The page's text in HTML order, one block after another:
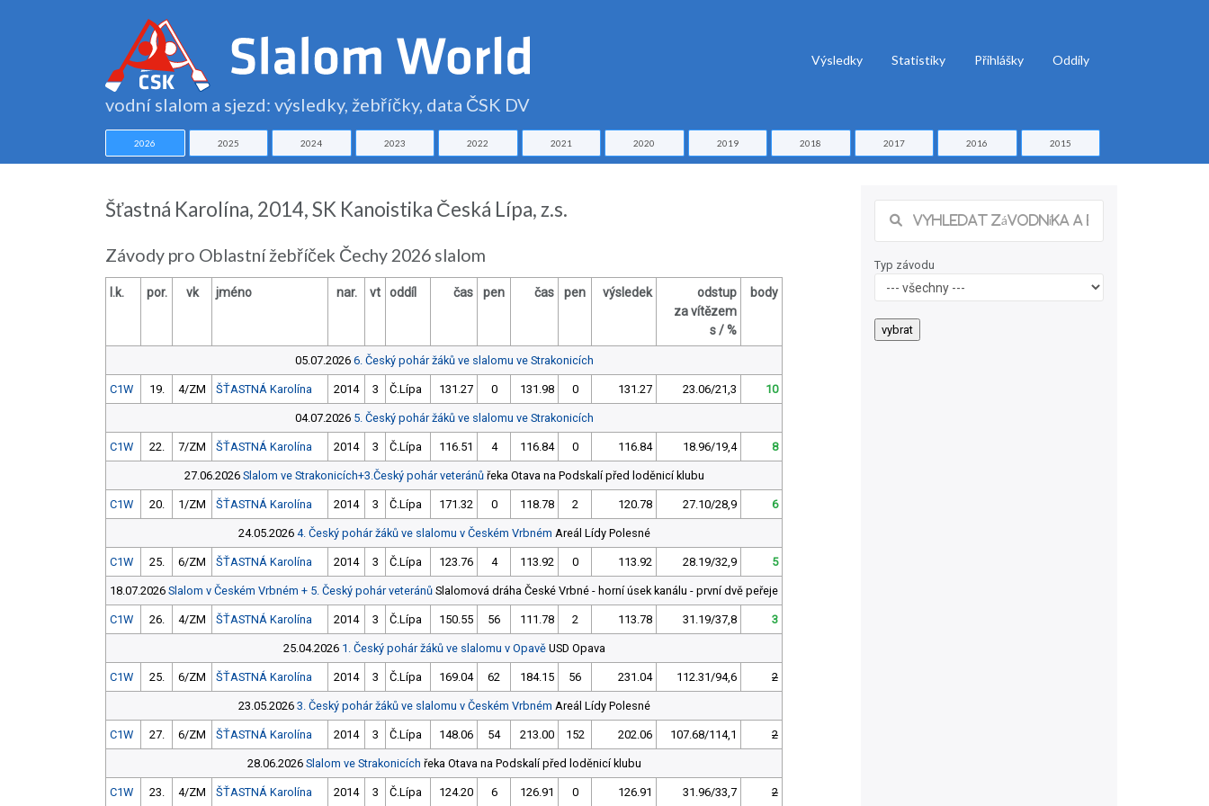
vodní slalom a sjezd: výsledky, žebříčky, data ČSK DV
Výsledky Statistiky Přihlášky Oddíly
2026 2025 2024 2023 2022 2021 2020 2019 2018 2017 2016 2015
Šťastná Karolína, 2014, SK Kanoistika Česká Lípa, z.s.
Závody pro Oblastní žebříček Čechy 2026 slalom
l.k. por. vk jméno nar. vt oddíl čas pen čas pen výsledek
odstup
za vítězem
s / %
body
05.07.2026 6. Český pohár žáků ve slalomu ve Strakonicích
C1W 19. 4/ZM ŠŤASTNÁ Karolína 2014 3 Č.Lípa 131.27 0 131.98 0 131.27 23.06/21,3 10
04.07.2026 5. Český pohár žáků ve slalomu ve Strakonicích
C1W 22. 7/ZM ŠŤASTNÁ Karolína 2014 3 Č.Lípa 116.51 4 116.84 0 116.84 18.96/19,4 8
27.06.2026 Slalom ve Strakonicích+3.Český pohár veteránůřeka Otava na Podskalí před loděnicí klubu
C1W 20. 1/ZM ŠŤASTNÁ Karolína 2014 3 Č.Lípa 171.32 0 118.78 2 120.78 27.10/28,9 6
24.05.2026 4. Český pohár žáků ve slalomu v Českém Vrbném Areál Lídy Polesné
C1W 25. 6/ZM ŠŤASTNÁ Karolína 2014 3 Č.Lípa 123.76 4 113.92 0 113.92 28.19/32,9 5
18.07.2026 Slalom v Českém Vrbném + 5. Český pohár veteránů Slalomová dráha České Vrbné - horní úsek kanálu - první dvě peřeje
C1W 26. 4/ZM ŠŤASTNÁ Karolína 2014 3 Č.Lípa 150.55 56 111.78 2 113.78 31.19/37,8 3
25.04.2026 1. Český pohár žáků ve slalomu v OpavěUSD Opava
C1W 25. 6/ZM ŠŤASTNÁ Karolína 2014 3 Č.Lípa 169.04 62 184.15 56 231.04 112.31/94,6 2
23.05.2026 3. Český pohár žáků ve slalomu v Českém Vrbném Areál Lídy Polesné
C1W 27. 6/ZM ŠŤASTNÁ Karolína 2014 3 Č.Lípa 148.06 54 213.00 152 202.06 107.68/114,1 2
28.06.2026 Slalom ve Strakonicích řeka Otava na Podskalí před loděnicí klubu
C1W 23. 4/ZM ŠŤASTNÁ Karolína 2014 3 Č.Lípa 124.20 6 126.91 0 126.91 31.96/33,7 2
Typ závodu